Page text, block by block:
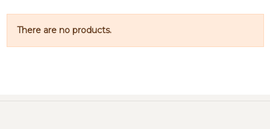
There are no products.